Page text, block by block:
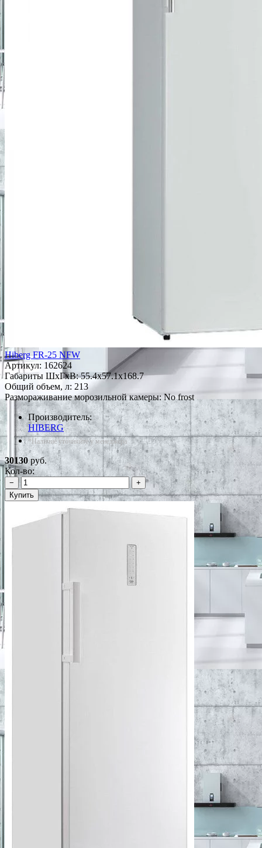
Hiberg FR-25 NFW
Артикул: 162624
Габариты ШxГxВ: 55.4x57.1x168.7
Общий объем, л: 213
Размораживание морозильной камеры: No frost
Производитель:
HIBERG
*Наличие уточняйте у менеджера
30130руб.
Кол-во:
−
+
Купить